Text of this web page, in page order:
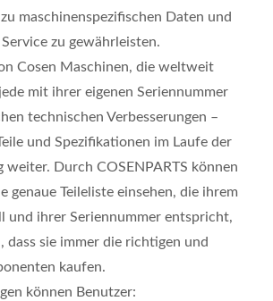
maschinenspezifischen Daten und
zu gewährleisten.
Cosen Maschinen, die weltweit
mit ihrer eigenen Seriennummer
technischen Verbesserungen –
und Spezifikationen im Laufe der
weiter. Durch COSENPARTS können
genaue Teileliste einsehen, die ihrem
und ihrer Seriennummer entspricht,
dass sie immer die richtigen und
kaufen.
können Benutzer: